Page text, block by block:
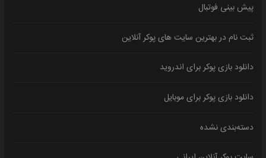
پیش بینی فوتبال
ثبت نام در بهترین سایت های پوکر آنلاین
دانلود بازی پوکر برای اندروید
دانلود بازی پوکر برای موبایل
دسته‌بندی نشده